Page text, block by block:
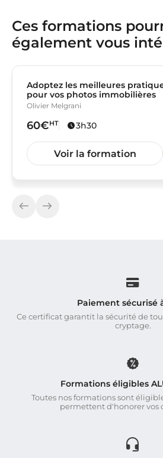
Ces formations
également vous
Adoptez les meilleures
pour vos photos immobilières
Olivier Melgrani
60€HT 3h30
Voir la formation
Paiement sécurisé
Ce certificat garantit la sécurité de
cryptage.
Formations éligibles
Toutes nos formations sont
permettent d'honorer vos